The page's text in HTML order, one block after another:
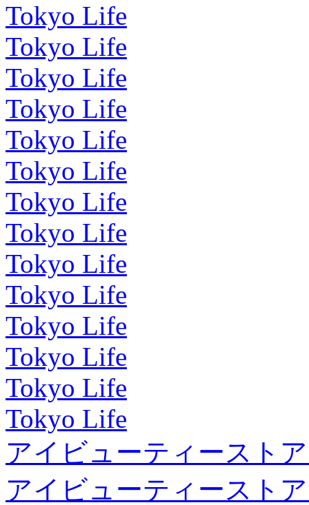
Tokyo Life
Tokyo Life
Tokyo Life
Tokyo Life
Tokyo Life
Tokyo Life
Tokyo Life
Tokyo Life
Tokyo Life
Tokyo Life
Tokyo Life
Tokyo Life
Tokyo Life
Tokyo Life
アイビューティースト
アイビューティースト